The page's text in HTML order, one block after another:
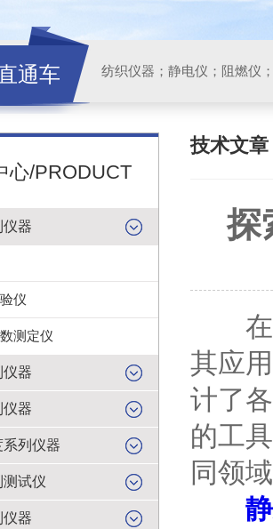
通车 纺织仪器；静电仪；阻燃仪
技术文章
探
在工
其应
计了
的工
同领
心/PRODUCT
仪器
仪
测定仪
仪器
仪器
列仪器
试仪
仪器